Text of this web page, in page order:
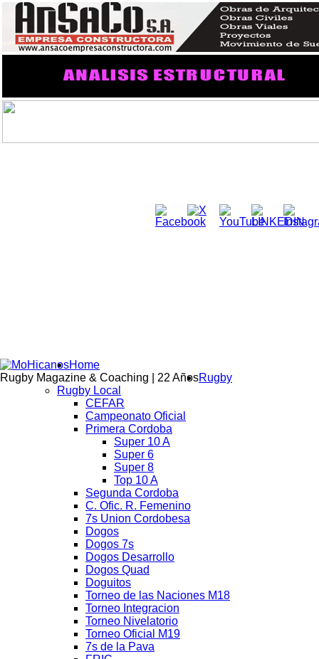
Rugby Magazine & Coaching | 22 Años
Home
Rugby
Rugby Local
CEFAR
Campeonato Oficial
Primera Cordoba
Super 10 A
Super 6
Super 8
Top 10 A
Segunda Cordoba
C. Ofic. R. Femenino
7s Union Cordobesa
Dogos
Dogos 7s
Dogos Desarrollo
Dogos Quad
Doguitos
Torneo de las Naciones M18
Torneo Integracion
Torneo Nivelatorio
Torneo Oficial M19
7s de la Pava